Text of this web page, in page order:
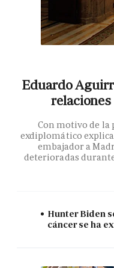
Eduardo
relaciones
Con motivo de la
exdiplomático
embajador a
deterioradas
Hunter Biden
cáncer se ha